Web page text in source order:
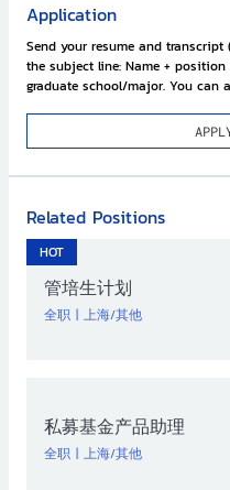
Application
Send your resume and
the subject line: Name +
graduate school/major. You can
Related Positions
HOT
管培生计划
全职 | 上海/其他
私募基金产品助理
全职 | 上海/其他